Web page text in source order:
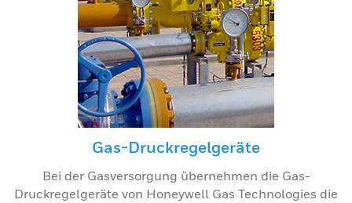
Gas-Druckregelgeräte
Bei der Gasversorgung übernehmen die Gas-
Druckregelgeräte von Honeywell Gas Technologies die